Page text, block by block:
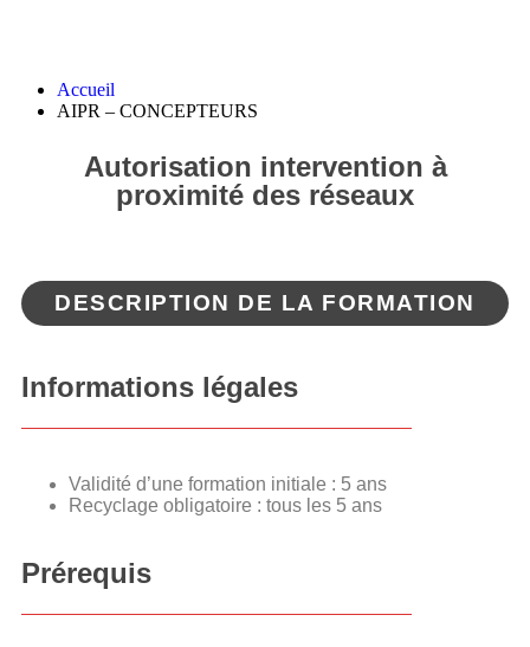
Accueil
AIPR – CONCEPTEURS
Autorisation intervention à
proximité des réseaux
DESCRIPTION DE LA FORMATION
Informations légales
Validité d’une formation initiale : 5 ans
Recyclage obligatoire : tous les 5 ans
Prérequis